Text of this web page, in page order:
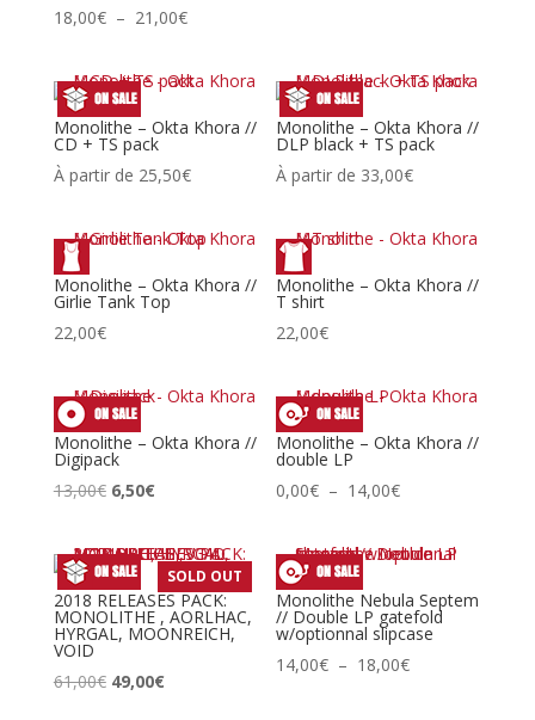
18,00€ – 21,00€Plage
prix :
à
26,00€.7,00€.
Monolithe – Okta Khora //
CD + TS pack
À partir de 25,50€
Monolithe – Okta Khora //
DLP black + TS pack
À partir de 33,00€
Monolithe – Okta Khora //
Girlie Tank Top
22,00€
Monolithe – Okta Khora //
T shirt
22,00€
Monolithe – Okta Khora //
Digipack
13,00€ Le
initial
était :
13,00€.
6,50€Le
actuel
est :
6,50€.
Monolithe – Okta Khora //
double LP
0,00€ – 14,00€Plage
prix :
à
14,00€
SOLD OUT
2018 RELEASES PACK:
MONOLITHE , AORLHAC,
HYRGAL, MOONREICH,
VOID
61,00€ Le
49,00€Le
Monolithe Nebula Septem
// Double LP gatefold
w/optionnal slipcase
14,00€ – 18,00€Plage